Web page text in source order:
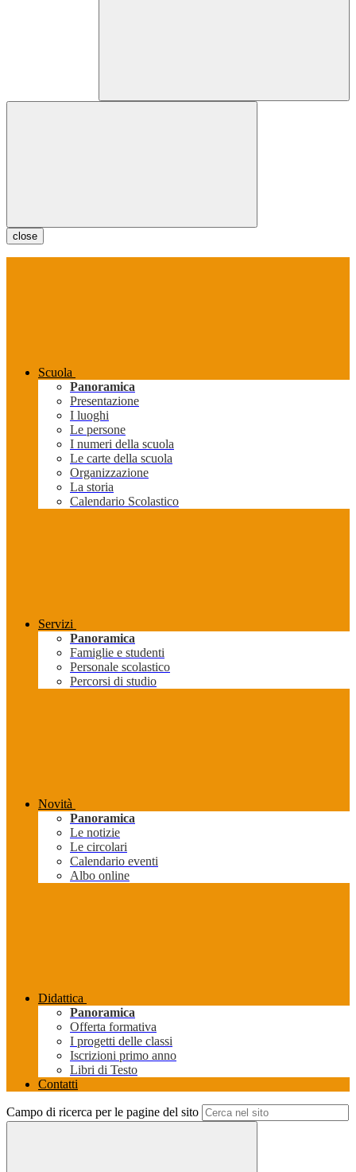
close
Scuola
Panoramica
Presentazione
I luoghi
Le persone
I numeri della scuola
Le carte della scuola
Organizzazione
La storia
Calendario Scolastico
Servizi
Panoramica
Famiglie e studenti
Personale scolastico
Percorsi di studio
Novità
Panoramica
Le notizie
Le circolari
Calendario eventi
Albo online
Didattica
Panoramica
Offerta formativa
I progetti delle classi
Iscrizioni primo anno
Libri di Testo
Contatti
Campo di ricerca per le pagine del sito